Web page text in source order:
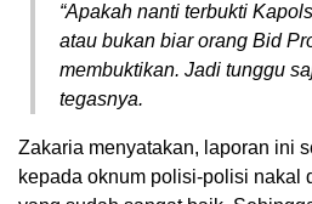
“Apakah nanti terbukti
atau bukan biar orang Bid
membuktikan. Jadi tunggu
tegasnya.
Zakaria menyatakan, laporan ini
kepada oknum polisi-polisi nakal